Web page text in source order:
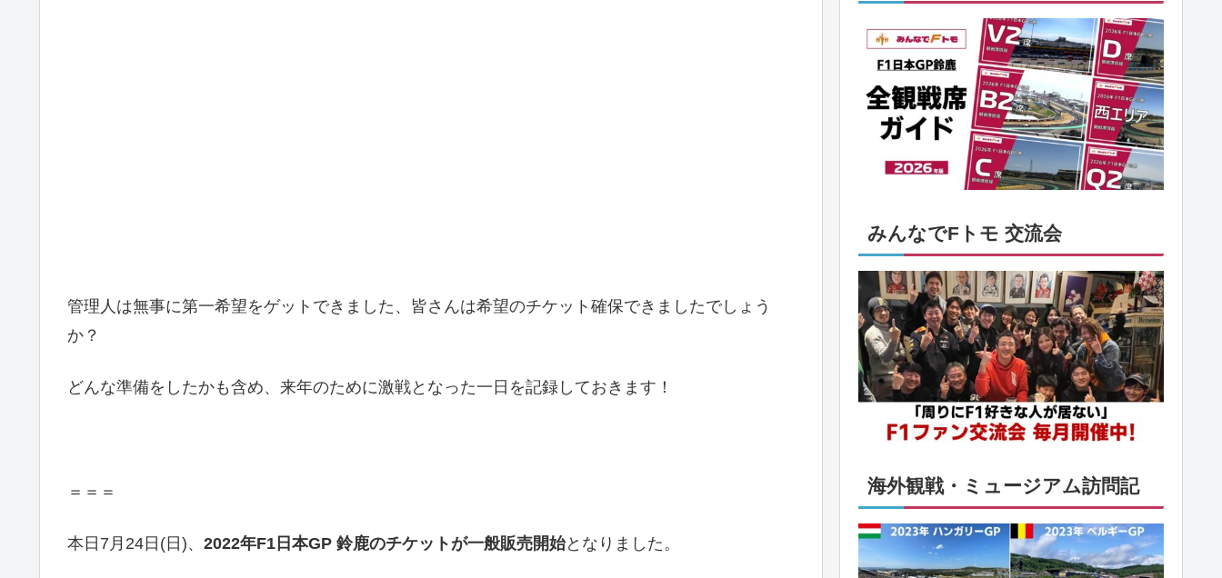
管理人は無事に第一希望をゲットできました、皆さんは希望のチケット確保できましたでしょう
か？
どんな準備をしたかも含め、来年のために激戦となった一日を記録しておきます！
＝＝＝
本日7月24日(日)、 2022年F1日本GP 鈴鹿のチケットが一般販売開始となりました。
みんなでFトモ 交流会
海外観戦・ミュージアム訪問記